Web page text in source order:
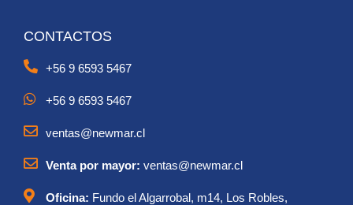
CONTACTOS
+56 9 6593 5467
+56 9 6593 5467
ventas@newmar.cl
Venta por mayor: ventas@newmar.cl
Oficina: Fundo el Algarrobal, m14, Los Robles,